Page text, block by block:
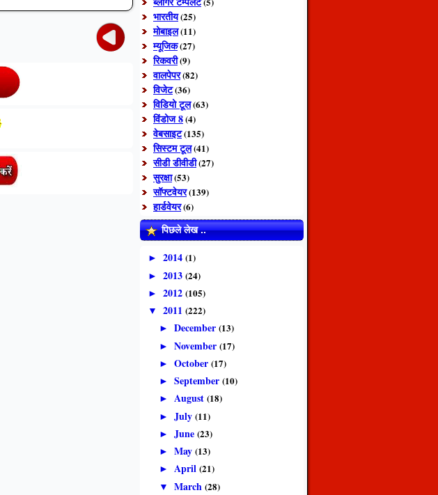
भारतीय(25)
मोबाइल(11)
म्यूजिक(27)
रिकवरी(9)
वालपेपर(82)
विजेट(36)
विडियो टूल(63)
विंडोज 8(4)
वेबसाइट(135)
सिस्टम टूल(41)
सीडी डीवीडी(27)
सुरक्षा(53)
सॉफ्टवेयर(139)
हार्डवेयर(6)
पिछले लेख ..
► 2014 (1)
► 2013 (24)
► 2012 (105)
▼ 2011 (222)
► December (13)
► November (17)
► October (17)
► September (10)
► August (18)
► July (11)
► June (23)
► May (13)
► April (21)
▼ March (28)